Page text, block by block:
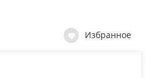
Избранное